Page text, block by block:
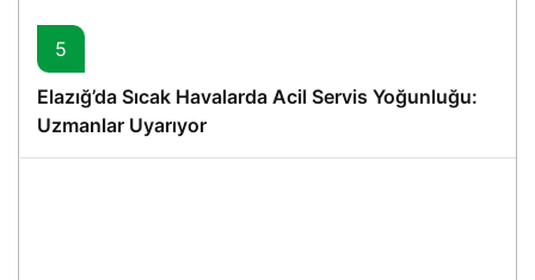
5
Elazığ’da Sıcak Havalarda Acil Servis Yoğunluğu:
Uzmanlar Uyarıyor